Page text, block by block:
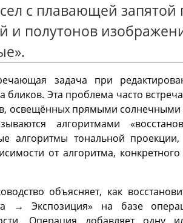
с плавающей запятой
и полутонов
задача при
бликов. Эта проблема часто
освещённых прямыми
алгоритмами
алгоритмы тональной
от алгоритма,
объясняет, как
→ Экспозиция» на базе